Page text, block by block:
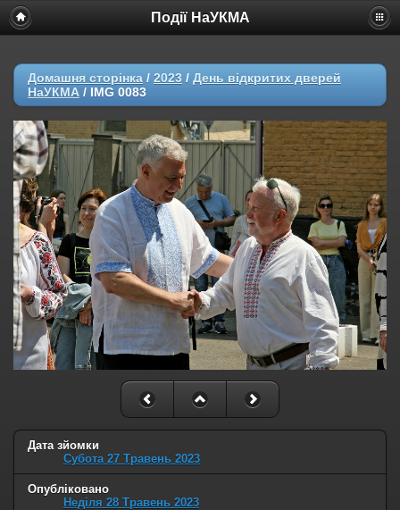
Події НаУКМА
Домашня сторінка / 2023 / День відкритих дверей
НаУКМА / IMG 0083
Дата зйомки
Субота 27 Травень 2023
Опубліковано
Неділя 28 Травень 2023